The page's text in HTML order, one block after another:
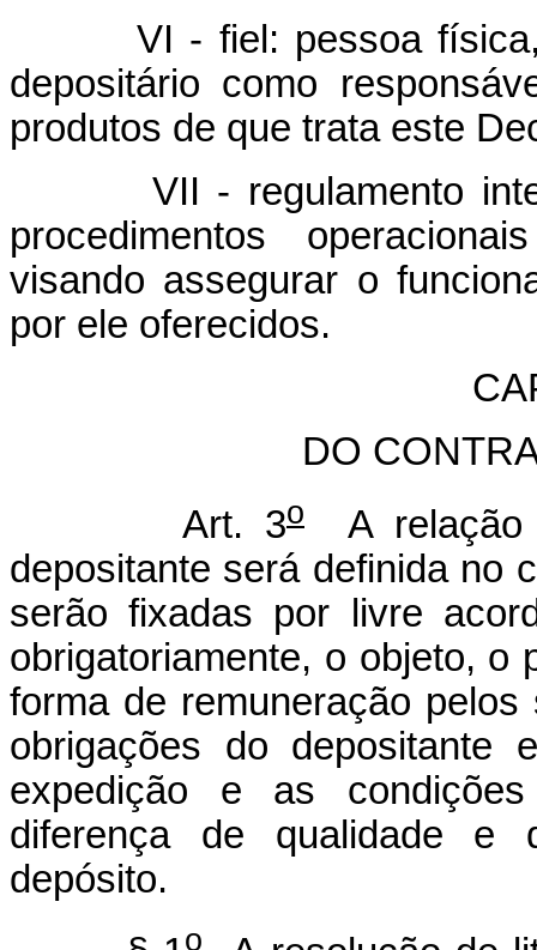
VI - fiel: pessoa física,
depositário como
produtos de que trata este
VII - regulamento
procedimentos
visando assegurar o
por ele oferecidos.
DO
Art. 3o
A relação
depositante será definida no
serão fixadas por livre
obrigatoriamente, o objeto, o
forma de remuneração
obrigações do depositante
expedição e as
diferença de qualidade e
depósito.
o